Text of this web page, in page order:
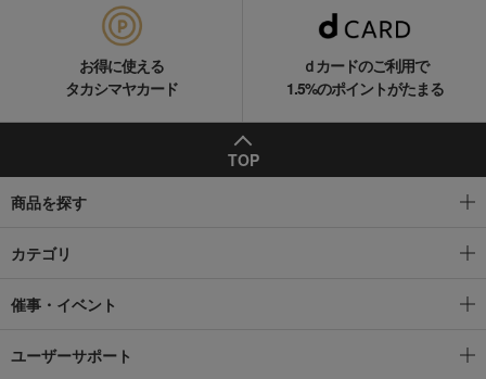
お得に使える
タカシマヤカード
ｄカードのご利用で
1.5%のポイントがたまる
TOP
商品を探す
カテゴリ
催事・イベント
ユーザーサポート